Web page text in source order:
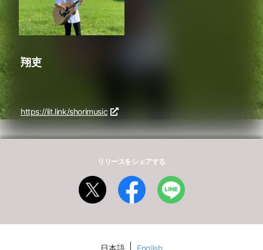
翔吏
https://lit.link/shorimusic
リリースをシェアする
日本語 English